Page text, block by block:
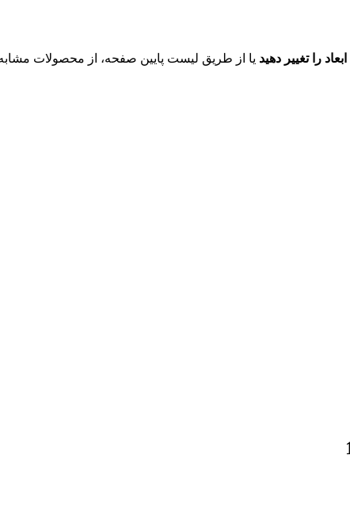
ابعاد را تغییر دهید یا از طریق لیست پایین صفحه، از محصولات مشابه